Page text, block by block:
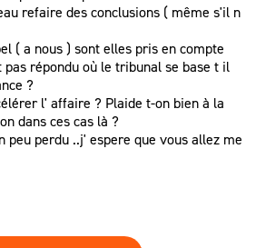
refaire des conclusions ( même s'il n
( a nous ) sont elles pris en compte
répondu où le tribunal se base t il
?
l' affaire ? Plaide t-on bien à la
dans ces cas là ?
peu perdu ..j' espere que vous allez me